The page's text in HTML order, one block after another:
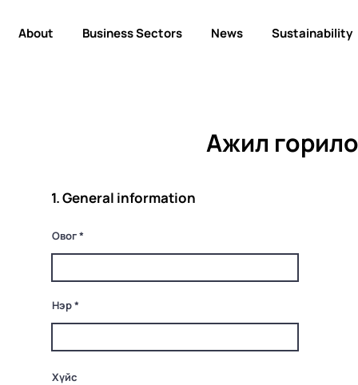
About Business Sectors News Sustainability
Ажил
1. General information
Овог
Нэр
Хүйс